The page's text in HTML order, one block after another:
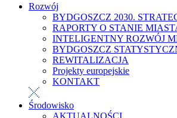
Rozwój
BYDGOSZCZ 2030.
RAPORTY O STANIE
INTELIGENTNY ROZWÓJ
BYDGOSZCZ
REWITALIZACJA
Projekty europejskie
KONTAKT
Środowisko
AKTUALNOŚCI